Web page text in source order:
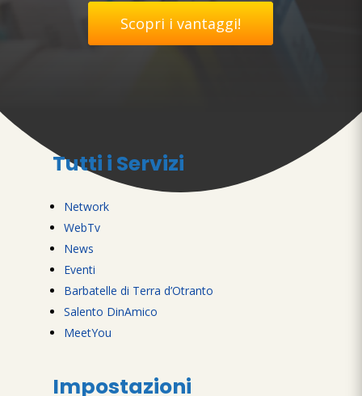
Scopri i vantaggi!
Tutti i Servizi
Network
WebTv
News
Eventi
Barbatelle di Terra d’Otranto
Salento DinAmico
MeetYou
Impostazioni